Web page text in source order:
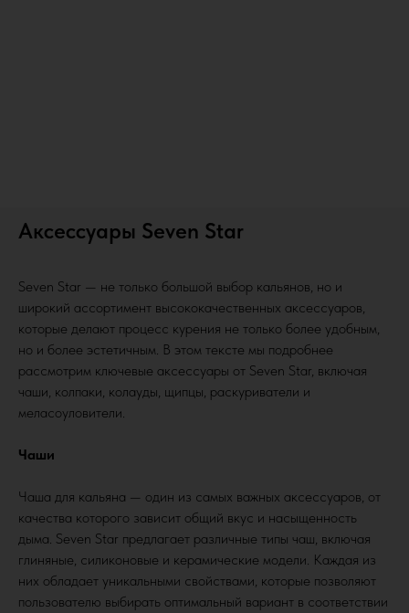
Аксессуары Seven Star
Seven Star — не только большой выбор кальянов, но и
широкий ассортимент высококачественных аксессуаров,
которые делают процесс курения не только более удобным,
но и более эстетичным. В этом тексте мы подробнее
рассмотрим ключевые аксессуары от Seven Star, включая
чаши, колпаки, колауды, щипцы, раскуриватели и
меласоуловители.
Чаши
Чаша для кальяна — один из самых важных аксессуаров, от
качества которого зависит общий вкус и насыщенность
дыма. Seven Star предлагает различные типы чаш, включая
глиняные, силиконовые и керамические модели. Каждая из
них обладает уникальными свойствами, которые позволяют
пользователю выбирать оптимальный вариант в соответствии